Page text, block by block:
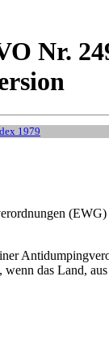
Nr.
1979
das Land,